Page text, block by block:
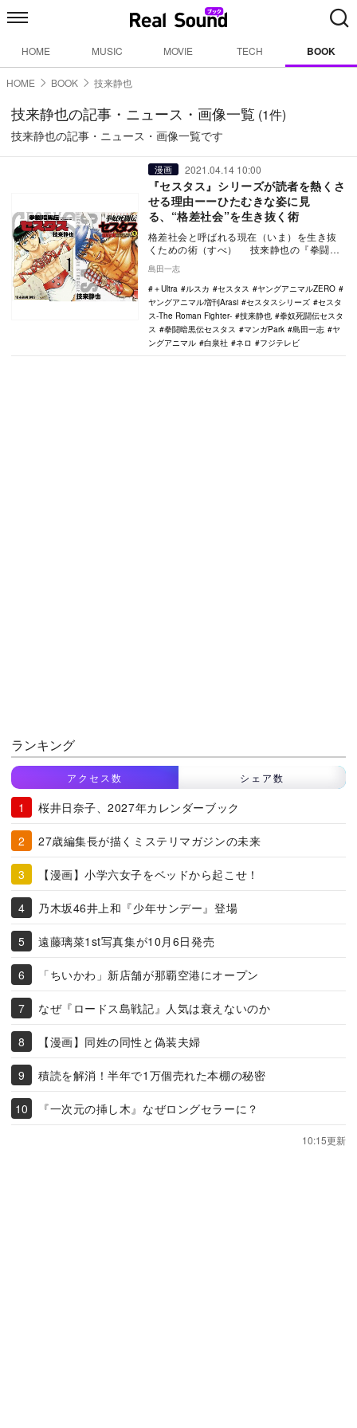
HOME MUSIC MOVIE TECH BOOK
HOME BOOK 技来静也
技来静也の記事・ニュース・画像一覧 (1件)
技来静也の記事・ニュース・画像一覧です
漫画 2021.04.14 10:00
『セスタス』シリーズが読者を熱くさ
せる理由ーーひたむきな姿に見
る、“格差社会”を生き抜く術
格差社会と呼ばれる現在（いま）を生き抜
くための術（すべ） 技来静也の『拳闘暗
を原作とす…
島田一志
＋Ultra
ルスカ セスタス
ヤングアニマルZERO
ヤングアニマル増刊Arasi
セスタスシリーズ
セスタ
ス-The Roman Fighter-
技来静也
拳奴死闘伝セスタ
ス
拳闘暗黒伝セスタス マンガPark 島田一志
ヤ
ングアニマル
白泉社 ネロ フジテレビ
ランキング
アクセス数 シェア数
桜井日奈子、2027年カレンダーブック
27歳編集長が描くミステリマガジンの未来
【漫画】小学六女子をベッドから起こせ！
乃木坂46井上和『少年サンデー』登場
遠藤璃菜1st写真集が10月6日発売
「ちいかわ」新店舗が那覇空港にオープン
なぜ『ロードス島戦記』人気は衰えないのか
【漫画】同姓の同性と偽装夫婦
積読を解消！半年で1万個売れた本棚の秘密
『一次元の挿し木』なぜロングセラーに？
10:15更新